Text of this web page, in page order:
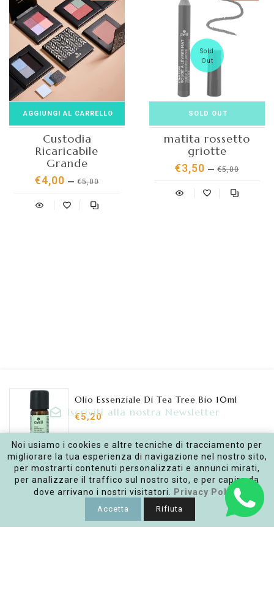
AGGIUNGI AL CARRELLO
Custodia
Ricaricabile
Grande
€4,00 €5,00
Sold
Out
SOLD OUT
matita rossetto
griotte
€3,50 €5,00
Olio Essenziale Di Tea Tree Bio 10ml
€5,20
AGGIUNGI AL CARRELLO
Iscriviti alla nostra Newsletter
Inserisci la tua e-mail
FacebookInstagram
Link
Noi usiamo i cookies e altre tecniche di tracciamento per
migliorare la tua esperienza di navigazione nel nostro sito,
per mostrarti contenuti personalizzati e annunci mirati,
per analizzare il traffico sul nostro sito, e per capire da
dove arrivano i nostri visitatori.
Privacy Policy
Accetta Rifiuta